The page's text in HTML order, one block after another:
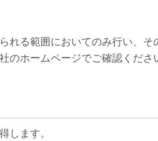
る範囲においてのみ行い、
のホームページでご確認くださ
します。